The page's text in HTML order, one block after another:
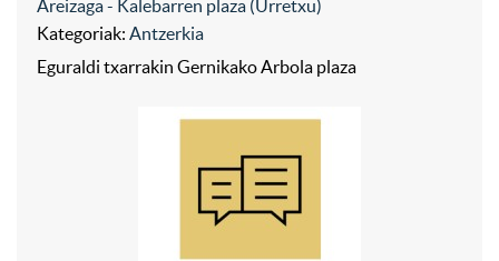
Areizaga - Kalebarren plaza (Urretxu)
Kategoriak: Antzerkia
Eguraldi txarrakin Gernikako Arbola plaza